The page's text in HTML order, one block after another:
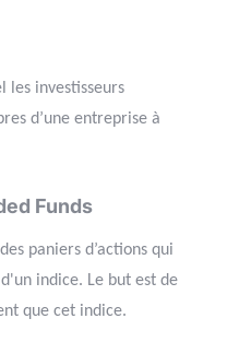
les investisseurs
d’une entreprise à
Funds
paniers d’actions qui
indice. Le but est de
que cet indice.